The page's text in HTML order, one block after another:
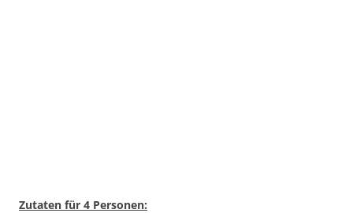
Zutaten für 4 Personen: